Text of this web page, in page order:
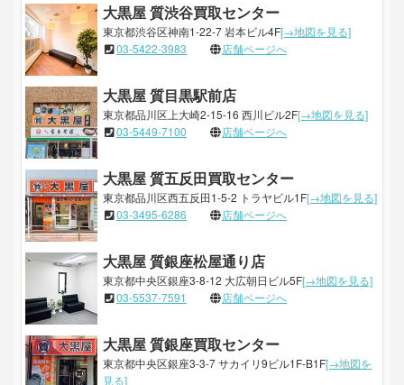
大黒屋 質渋谷買取センター
東京都渋谷区神南1-22-7 岩本ビル4F[→地図を見る]
03-5422-3983
店舗ページへ
大黒屋 質目黒駅前店
東京都品川区上大崎2-15-16 西川ビル2F[→地図を見る]
03-5449-7100
店舗ページへ
大黒屋 質五反田買取センター
東京都品川区西五反田1-5-2 トラヤビル1F[→地図を見る]
03-3495-6286
店舗ページへ
大黒屋 質銀座松屋通り店
東京都中央区銀座3-8-12 大広朝日ビル5F[→地図を見る]
03-5537-7591
店舗ページへ
大黒屋 質銀座買取センター
東京都中央区銀座3-3-7 サカイリ9ビル1F-B1F[→地図を
見る]